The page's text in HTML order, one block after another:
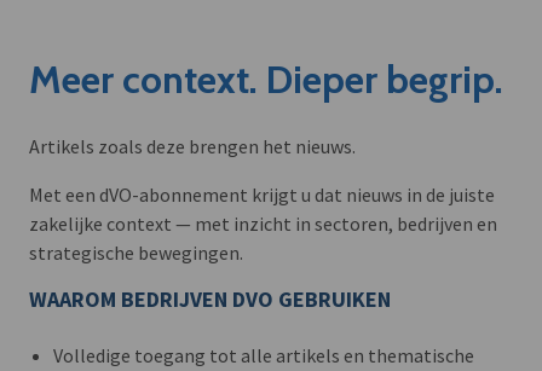
Meer context. Dieper begrip.
Artikels zoals deze brengen het nieuws.
Met een dVO-abonnement krijgt u dat nieuws in de juiste
zakelijke context — met inzicht in sectoren, bedrijven en
strategische bewegingen.
WAAROM BEDRIJVEN DVO GEBRUIKEN
Volledige toegang tot alle artikels en thematische